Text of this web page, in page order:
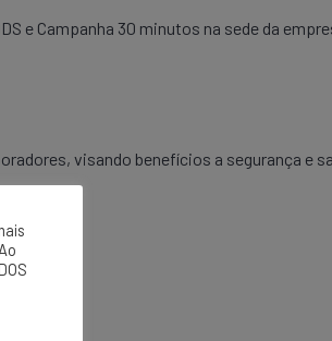
e Campanha 30 minutos na sede da
visando benefícios a segurança e